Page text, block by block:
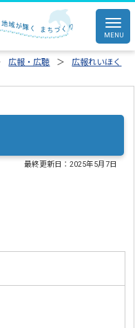
広報・広聴
広報れいほく
最終更新日：2025年5月7日